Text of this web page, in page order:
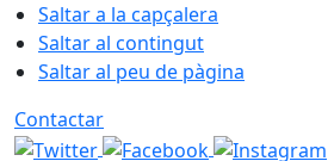
Saltar a la capçalera
Saltar al contingut
Saltar al peu de pàgina
Contactar